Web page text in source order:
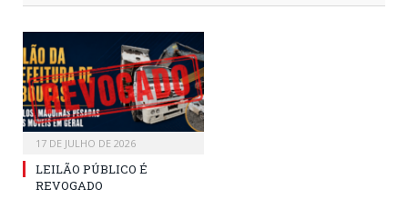
17 DE JULHO DE 2026
LEILÃO PÚBLICO É
REVOGADO